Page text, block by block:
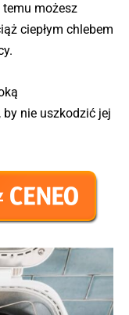
temu możesz
ciepłym chlebem
nie uszkodzić jej